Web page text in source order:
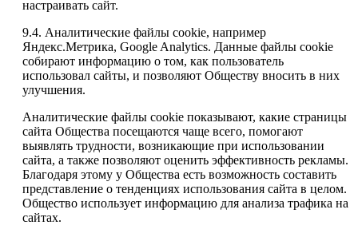
настраивать сайт.
9.4. Аналитические файлы cookie, например
Яндекс.Метрика, Google Analytics. Данные файлы cookie
собирают информацию о том, как пользователь
использовал сайты, и позволяют Обществу вносить в них
улучшения.
Аналитические файлы cookie показывают, какие страницы
сайта Общества посещаются чаще всего, помогают
выявлять трудности, возникающие при использовании
сайта, а также позволяют оценить эффективность рекламы.
Благодаря этому у Общества есть возможность составить
представление о тенденциях использования сайта в целом.
Общество использует информацию для анализа трафика на
сайтах.